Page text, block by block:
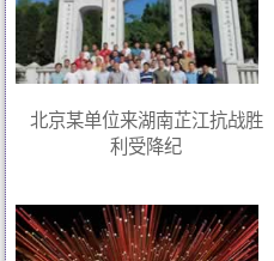
北京某单位来湖南芷江抗战胜
利受降纪